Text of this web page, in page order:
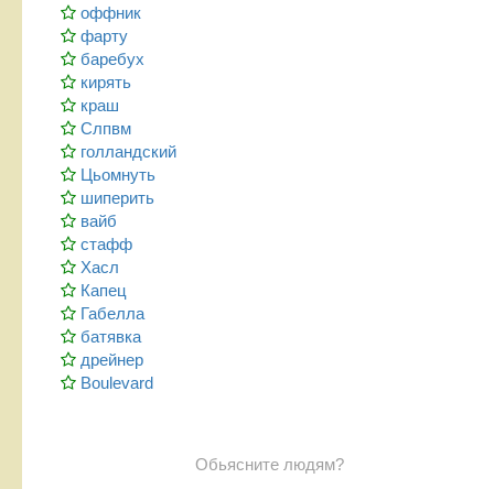
оффник
фарту
баребух
кирять
краш
Слпвм
голландский
Цьомнуть
шиперить
вайб
стафф
Хасл
Капец
Габелла
батявка
дрейнер
Boulevard
Обьясните людям?